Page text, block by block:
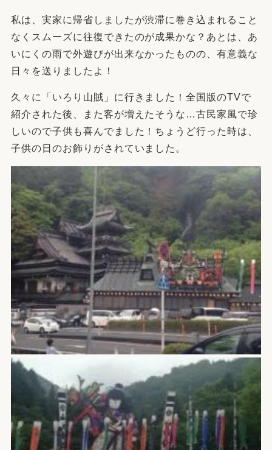
私は、実家に帰省しましたが渋滞に巻き込まれること
なくスムーズに往復できたのが成果かな？あとは、あ
いにくの雨で外遊びが出来なかったものの、有意義な
日々を送りましたよ！
久々に「いろり山賊」に行きました！全国版のTVで
紹介された後、また客が増えたそうな…古民家風で珍
しいので子供も喜んでました！ちょうど行った時は、
子供の日のお飾りがされていました。